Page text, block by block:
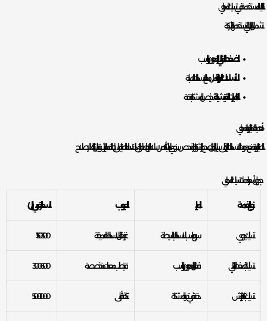
التقنيات المستخدمة في تسليك المجاري
تشمل التقنيات التي تستخدمها الشركة:
الضغط المائي: لإزالة الدهون والرواسب.
الأسلاك الدوارة: للتعامل مع الانسدادات الصلبة.
الكاميرات التفتيشية: لتشخيص المشكلة بدقة.
أهمية الصيانة الدورية للمجاري
الصيانة الدورية تمنع حدوث الانسدادات الكبيرة. على سبيل المثال، ينصح خبراء الشركة بإجراء فحص سنوي للأنابيب للتأكد من سلامتها. بالإضافة إلى ذلك، تساعد الصيانة على إطالة عمر الأنابيب وتقليل تكاليف الإصلاح.
جدول أسعار خدمات تسليك المجاري
نوع الخدمة المزايا العيوب السعر التقريبي (ريال)
تسليك يدوي سريع، مناسب للانسدادات البسيطة غير فعّال للانسدادات العميقة 150-300
تسليك بالضغط المائي فعّال للدهون والرواسب قد يتطلب معدات متخصصة 300-600
تسليك بكاميرا تفتيش دقة في تحديد المشكلة تكلفة أعلى 500-1000